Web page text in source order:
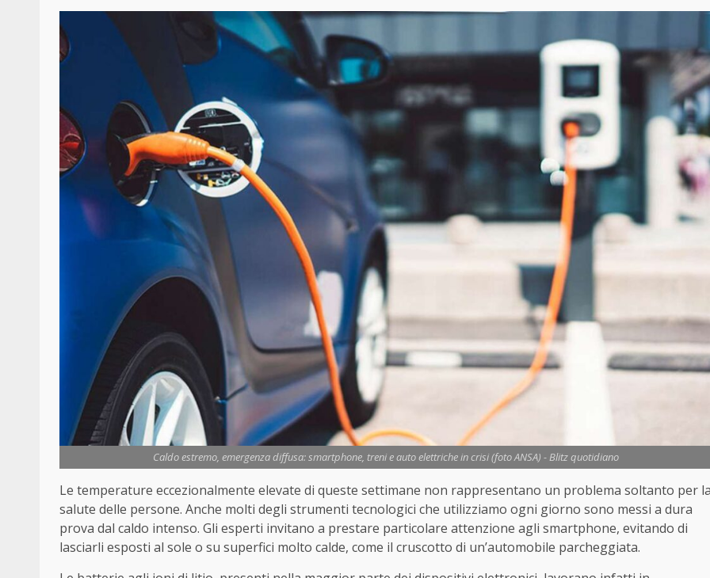
Caldo estremo, emergenza diffusa: smartphone, treni e auto elettriche in crisi (foto ANSA) - Blitz quotidiano
Le temperature eccezionalmente elevate di queste settimane non rappresentano un problema soltanto per
salute delle persone. Anche molti degli strumenti tecnologici che utilizziamo ogni giorno sono messi a dura
prova dal caldo intenso. Gli esperti invitano a prestare particolare attenzione agli smartphone, evitando di
lasciarli esposti al sole o su superfici molto calde, come il cruscotto di un’automobile parcheggiata.